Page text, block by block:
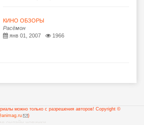
КИНО ОБЗОРЫ
Расёмон
янв 01, 2007
1966
можно только с разрешения авторов! Copyright ©
(ссылка
)